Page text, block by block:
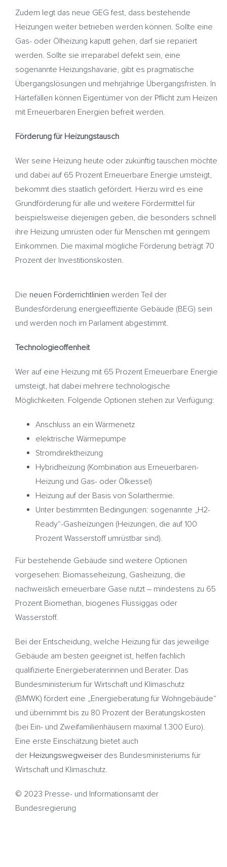
Zudem legt das neue GEG fest, dass bestehende
Heizungen weiter betrieben werden können. Sollte eine
Gas- oder Ölheizung kaputt gehen, darf sie repariert
werden. Sollte sie irreparabel defekt sein, eine
sogenannte Heizungshavarie, gibt es pragmatische
Übergangslösungen und mehrjährige Übergangsfristen. In
Härtefällen können Eigentümer von der Pflicht zum Heizen
mit Erneuerbaren Energien befreit werden.
Förderung für Heizungstausch
Wer seine Heizung heute oder zukünftig tauschen möchte
und dabei auf 65 Prozent Erneuerbare Energie umsteigt,
bekommt dies staatlich gefördert. Hierzu wird es eine
Grundförderung für alle und weitere Fördermittel für
beispielsweise diejenigen geben, die besonders schnell
ihre Heizung umrüsten oder für Menschen mit geringem
Einkommen. Die maximal mögliche Förderung beträgt 70
Prozent der Investitionskosten.
Die neuen Förderrichtlinien werden Teil der
Bundesförderung energieeffiziente Gebäude (BEG) sein
und werden noch im Parlament abgestimmt.
Technologieoffenheit
Wer auf eine Heizung mit 65 Prozent Erneuerbare Energie
umsteigt, hat dabei mehrere technologische
Möglichkeiten. Folgende Optionen stehen zur Verfügung:
Anschluss an ein Wärmenetz
elektrische Wärmepumpe
Stromdirektheizung
Hybridheizung (Kombination aus Erneuerbaren-
Heizung und Gas- oder Ölkessel)
Heizung auf der Basis von Solarthermie.
Unter bestimmten Bedingungen: sogenannte „H2-
Ready“-Gasheizungen (Heizungen, die auf 100
Prozent Wasserstoff umrüstbar sind).
Für bestehende Gebäude sind weitere Optionen
vorgesehen: Biomasseheizung, Gasheizung, die
nachweislich erneuerbare Gase nutzt – mindestens zu 65
Prozent Biomethan, biogenes Flüssiggas oder
Wasserstoff.
Bei der Entscheidung, welche Heizung für das jeweilige
Gebäude am besten geeignet ist, helfen fachlich
qualifizierte Energieberaterinnen und Berater. Das
Bundesministerium für Wirtschaft und Klimaschutz
(BMWK) fördert eine „Energieberatung für Wohngebäude“
und übernimmt bis zu 80 Prozent der Beratungskosten
(bei Ein- und Zweifamilienhäusern maximal 1.300 Euro).
Eine erste Einschätzung bietet auch
der Heizungswegweiserdes Bundesministeriums für
Wirtschaft und Klimaschutz.
© 2023 Presse- und Informationsamt der
Bundesregierung